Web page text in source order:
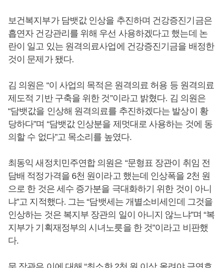
보건복지부가 담뱃값 인상을 추진하며 건강증진기금은
흡연자 건강관리를 위해 우선 사용하겠다고 했는데 논
란이 일고 있는 원격의료사업에 건강증진기금을 배정한
것이 문제가 됐다.
김 의원은 “이 사업의 목적은 원격의료 허용 등 원격의료
제도적 기반 구축을 위한 것”이라고 밝혔다. 김 의원은
“담뱃값을 인상해 원격의료를 추진하겠다는 발상이 황
당하다”며 “담뱃값 인상분을 제멋대로 사용하는 것에 동
의할 수 없다”고 목소리를 높였다.
최동익 새정치민주연합 의원은 “문형표 장관이 취임 전
담배 적정가격을 6천 원이라고 했는데 인상폭을 2천 원
으로 한 것은 세수 증가분을 극대화하기 위한 것이 아니
냐”고 지적했다. 그는 “담뱃세는 개별소비세인데 그것을
인상하는 것은 복지부 장관의 일이 아니지 않느냐”며 “복
지부가 기획재정부의 시녀노릇을 한 것”이라고 비판했
다.